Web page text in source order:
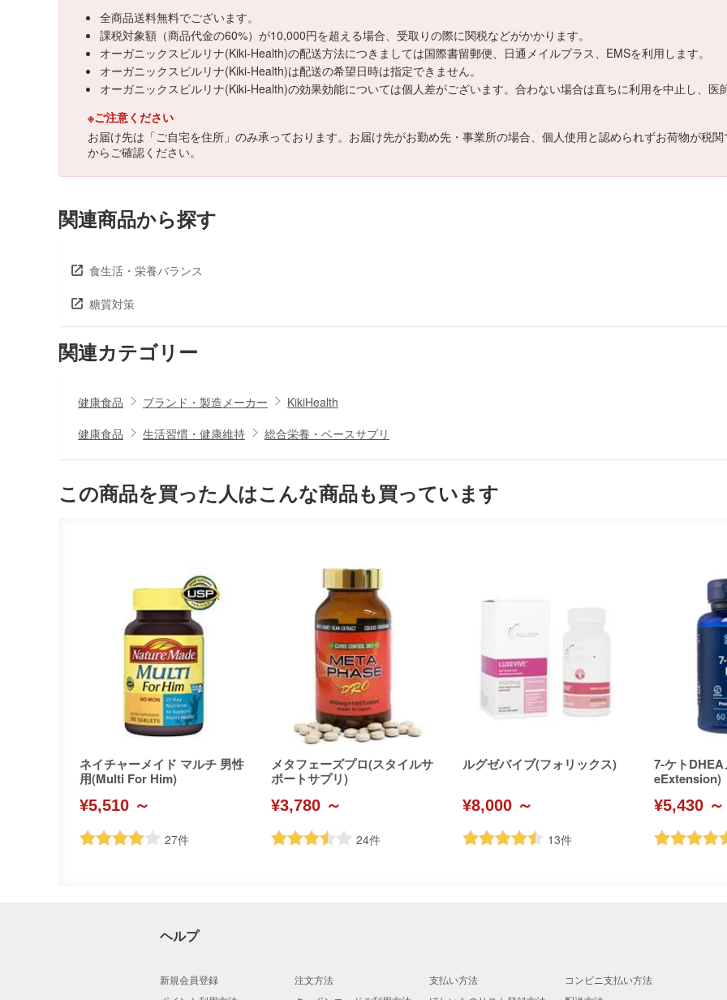
全商品送料無料でございます。
課税対象額（商品代金の60%）が10,000円を超える場合、受取りの際に関税などがかかります。
オーガニックスピルリナ(Kiki-Health)の配送方法につきましては国際書留郵便、日通メイルプラス、EMSを利用します。
オーガニックスピルリナ(Kiki-Health)は配送の希望日時は指定できません。
オーガニックスピルリナ(Kiki-Health)の効果効能については個人差がございます。合わない場合は直ちに利用を中止し、医
※ご注意ください
お届け先は「ご自宅を住所」のみ承っております。お届け先がお勤め先・事業所の場合、個人使用と認められずお荷物が税
からご確認ください。
関連商品から探す
食生活・栄養バランス
糖質対策
関連カテゴリー
健康食品 ブランド・製造メーカー
KikiHealth
健康食品
生活習慣・健康維持 総合栄養・ベースサプリ
この商品を買った人はこんな商品も買っています
ネイチャーメイド マルチ 男性
用(Multi For Him)
¥5,510 ～
27件
メタフェーズプロ(スタイルサ
ポートサプリ)
¥3,780 ～
24件
ルグゼバイブ(フォリックス)
¥8,000 ～
13件
7-ケト
eExtension)
¥5,430 ～
ヘルプ
新規会員登録 注文方法 支払い方法
コンビニ支払い方法